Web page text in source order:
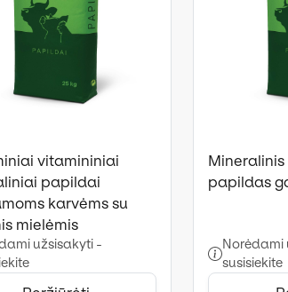
vitamininiai
papildai
karvėms su
mielėmis
užsisakyti -
papildas
Norėdami
susisiekite